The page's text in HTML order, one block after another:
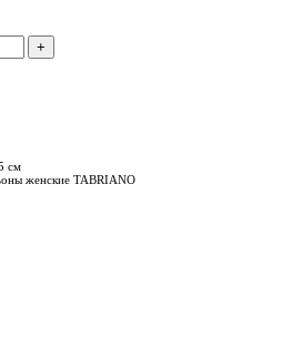
+
см
женские TABRIANO